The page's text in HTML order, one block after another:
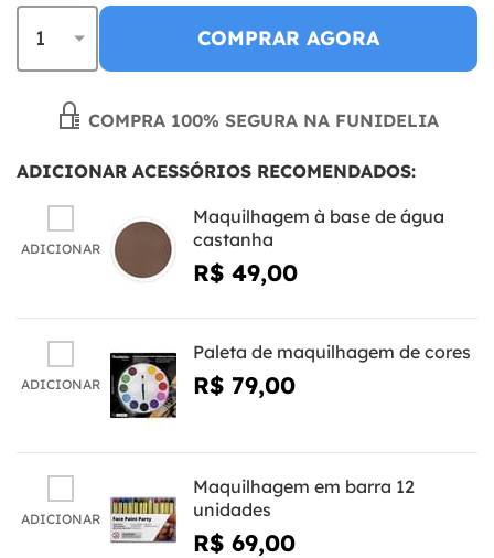
COMPRAR AGORA
COMPRA 100% SEGURA NA FUNIDELIA
ADICIONAR ACESSÓRIOS RECOMENDADOS:
ADICIONAR
Maquilhagem à base de água
castanha
R$ 49,00
ADICIONAR
Paleta de maquilhagem de cores
R$ 79,00
ADICIONAR
Maquilhagem em barra 12
unidades
R$ 69,00